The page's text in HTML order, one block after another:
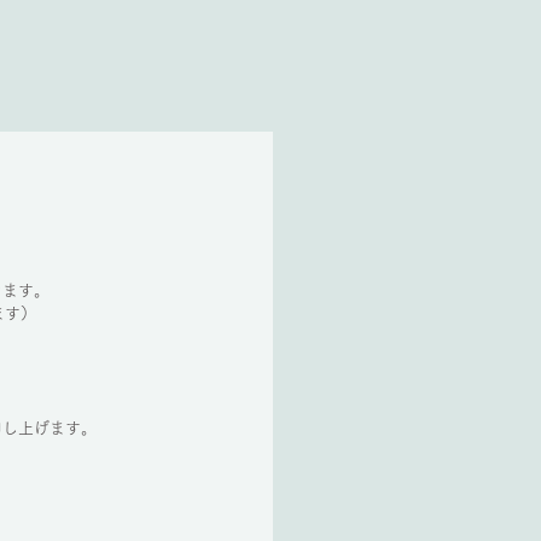
す。
）
上げます。